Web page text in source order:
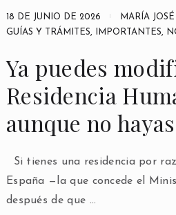
18 DE JUNIO DE 2026
MARÍA
GUÍAS Y TRÁMITES, IMPORTANTES,
Ya puedes
Residencia
aunque no
Si tienes una residencia por
España —la que concede el
después de que …